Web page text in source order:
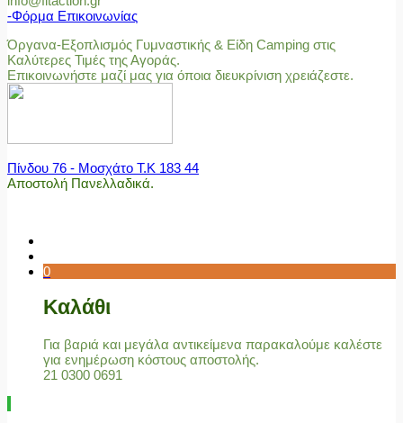
-Φόρμα Επικοινωνίας
Όργανα-Εξοπλισμός Γυμναστικής & Είδη Camping στις
Καλύτερες Τιμές της Αγοράς.
Επικοινωνήστε μαζί μας για όποια διευκρίνιση χρειάζεστε.
Πίνδου 76 - Μοσχάτο Τ.Κ 183 44
Αποστολή Πανελλαδικά.
0
Καλάθι
Για βαριά και μεγάλα αντικείμενα παρακαλούμε καλέστε
για ενημέρωση κόστους αποστολής.
21 0300 0691